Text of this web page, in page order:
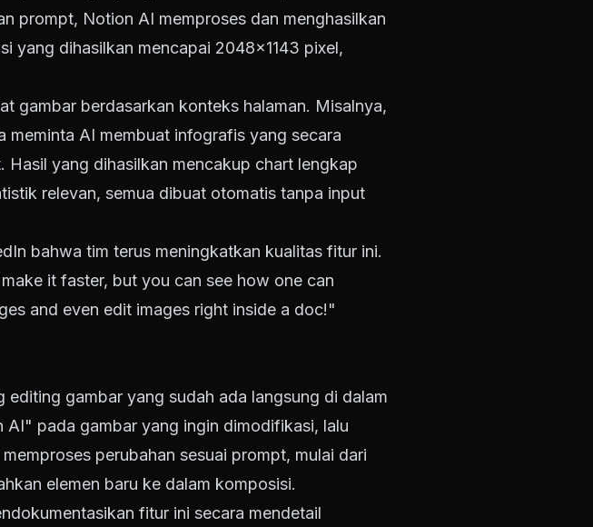
prompt, Notion AI memproses dan menghasilkan
yang dihasilkan mencapai 2048x1143 pixel,
gambar berdasarkan konteks halaman. Misalnya,
meminta AI membuat infografis yang secara
yang dihasilkan mencakup chart lengkap
relevan, semua dibuat otomatis tanpa input
bahwa tim terus meningkatkan kualitas fitur ini.
it faster, but you can see how one can
and even edit images right inside a doc!"
gambar yang sudah ada langsung di dalam
pada gambar yang ingin dimodifikasi, lalu
perubahan sesuai prompt, mulai dari
elemen baru ke dalam komposisi.
fitur ini secara mendetail